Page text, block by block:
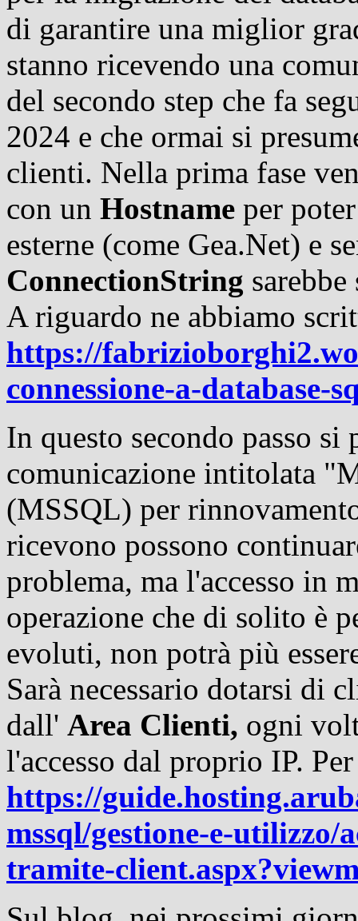
di garantire una miglior
stanno ricevendo una
del secondo step che fa
2024 e che ormai si
clienti. Nella prima fase
con un Hostname per
esterne (come Gea.Net) e
ConnectionString
A riguardo ne abbiamo
https://
connessione-a-database-
In questo secondo passo si
comunicazione intitolata
(MSSQL) per
ricevono possono
problema, ma l'accesso in
operazione che di solito è
evoluti, non potrà più
Sarà necessario dotarsi di
dall' Area Clienti, ogni
l'accesso dal proprio IP.
https://
mssql/gestione-e-utilizzo/
tramite-